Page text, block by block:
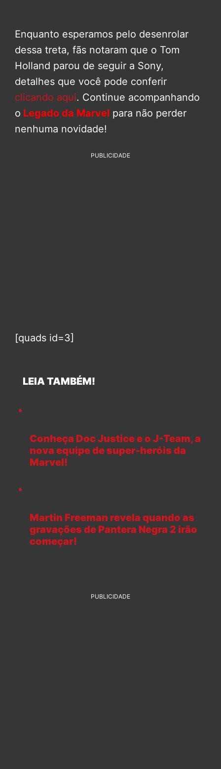
Enquanto esperamos pelo desenrolar
dessa treta, fãs notaram que o Tom
Holland parou de seguir a Sony,
detalhes que você pode conferir
clicando aqui. Continue acompanhando
o Legado da Marvel para não perder
nenhuma novidade!
PUBLICIDADE
[quads id=3]
LEIA TAMBÉM!
Conheça Doc Justice e o J-Team, a
nova equipe de super-heróis da
Marvel!
Martin Freeman revela quando as
gravações de Pantera Negra 2 irão
começar!
PUBLICIDADE